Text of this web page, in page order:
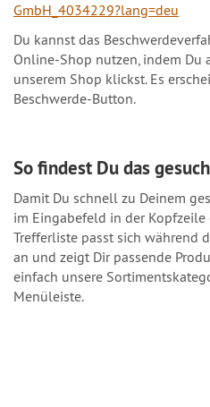
GmbH_4034229?lang=deu
Du kannst das
Online-Shop nutzen, indem Du
unserem Shop klickst. Es
Beschwerde-Button.
So findest Du das
Damit Du schnell zu Deinem
im Eingabefeld in der
Trefferliste passt sich während
an und zeigt Dir passende
einfach unsere
Menüleiste.